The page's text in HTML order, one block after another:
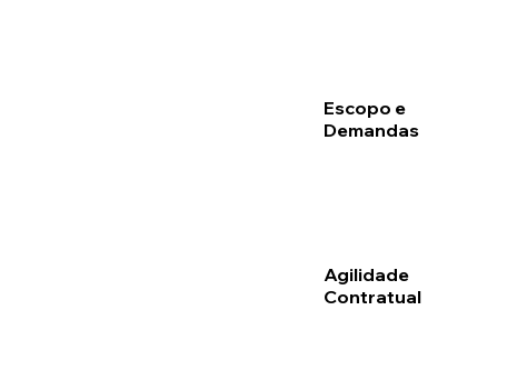
Escopo e
Demandas
Agilidade
Contratual